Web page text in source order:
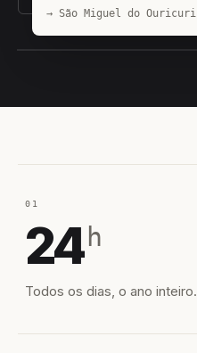
→ São Miguel do Ouricuri
01
24 h
Todos os dias, o ano inteiro.